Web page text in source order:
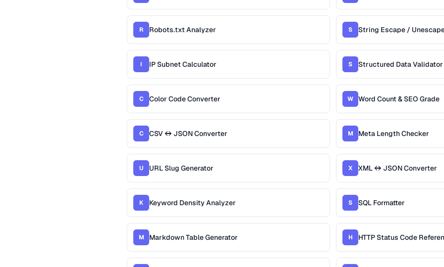
R Robots.txt Analyzer S String Escape /
I IP Subnet Calculator S Structured Data Validator
C Color Code Converter W Word Count & SEO Grade
C CSV ↔ JSON Converter M Meta Length Checker
U URL Slug Generator X XML ↔ JSON Converter
K Keyword Density Analyzer S SQL Formatter
M Markdown Table Generator H HTTP Status Code